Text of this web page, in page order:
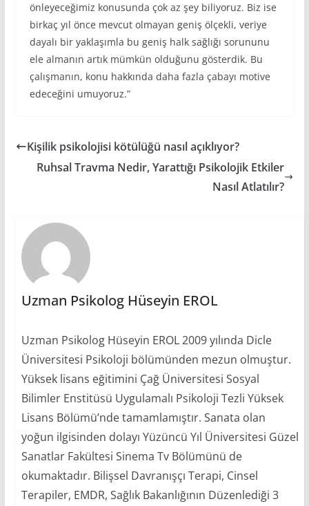
önleyeceğimiz konusunda çok az şey biliyoruz. Biz ise
birkaç yıl önce mevcut olmayan geniş ölçekli, veriye
dayalı bir yaklaşımla bu geniş halk sağlığı sorununu
ele almanın artık mümkün olduğunu gösterdik. Bu
çalışmanın, konu hakkında daha fazla çabayı motive
edeceğini umuyoruz.”
Kişilik psikolojisi kötülüğü nasıl açıklıyor?
Ruhsal Travma Nedir, Yarattığı Psikolojik Etkiler
Nasıl Atlatılır?
Uzman Psikolog Hüseyin EROL
Uzman Psikolog Hüseyin EROL 2009 yılında Dicle
Üniversitesi Psikoloji bölümünden mezun olmuştur.
Yüksek lisans eğitimini Çağ Üniversitesi Sosyal
Bilimler Enstitüsü Uygulamalı Psikoloji Tezli Yüksek
Lisans Bölümü’nde tamamlamıştır. Sanata olan
yoğun ilgisinden dolayı Yüzüncü Yıl Üniversitesi Güzel
Sanatlar Fakültesi Sinema Tv Bölümünü de
okumaktadır. Bilişsel Davranışçı Terapi, Cinsel
Terapiler, EMDR, Sağlık Bakanlığının Düzenlediği 3